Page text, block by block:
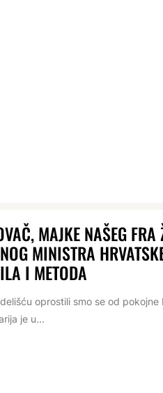
MAJKE NAŠEG FRA
MINISTRA
I METODA
oprostili smo se od pokojne
je u...